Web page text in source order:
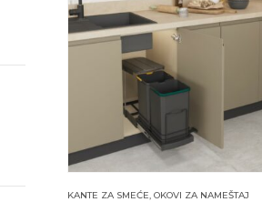
KANTE ZA SMEĆE, OKOVI ZA NAMEŠTAJ